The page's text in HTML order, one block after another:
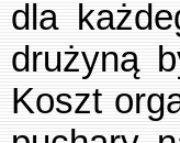
dla
drużyną
Koszt